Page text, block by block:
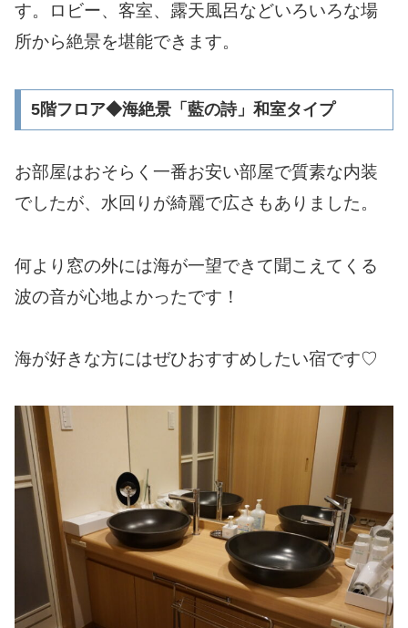
す。ロビー、客室、露天風呂などいろいろな場
所から絶景を堪能できます。
5階フロア◆海絶景「藍の詩」和室タイプ
お部屋はおそらく一番お安い部屋で質素な内装
でしたが、水回りが綺麗で広さもありました。
何より窓の外には海が一望できて聞こえてくる
波の音が心地よかったです！
海が好きな方にはぜひおすすめしたい宿です♡